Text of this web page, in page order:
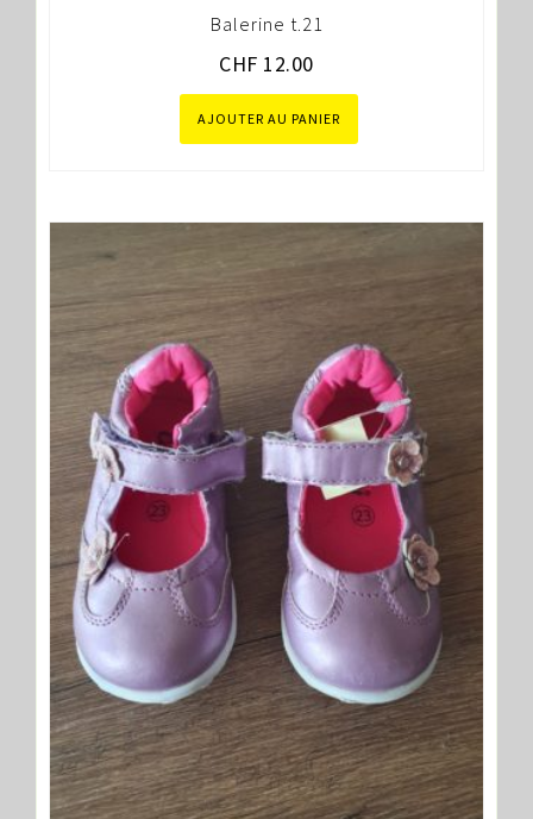
Balerine t.21
CHF 12.00
AJOUTER AU PANIER